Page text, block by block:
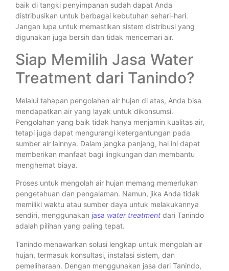
baik di tangki penyimpanan sudah dapat Anda
distribusikan untuk berbagai kebutuhan sehari-hari.
Jangan lupa untuk memastikan sistem distribusi yang
digunakan juga bersih dan tidak mencemari air.
Siap Memilih Jasa Water
Treatment dari Tanindo?
Melalui tahapan pengolahan air hujan di atas, Anda bisa
mendapatkan air yang layak untuk dikonsumsi.
Pengolahan yang baik tidak hanya menjamin kualitas air,
tetapi juga dapat mengurangi ketergantungan pada
sumber air lainnya. Dalam jangka panjang, hal ini dapat
memberikan manfaat bagi lingkungan dan membantu
menghemat biaya.
Proses untuk mengolah air hujan memang memerlukan
pengetahuan dan pengalaman. Namun, jika Anda tidak
memiliki waktu atau sumber daya untuk melakukannya
sendiri, menggunakan jasa water treatment dari Tanindo
adalah pilihan yang paling tepat.
Tanindo menawarkan solusi lengkap untuk mengolah air
hujan, termasuk konsultasi, instalasi sistem, dan
pemeliharaan. Dengan menggunakan jasa dari Tanindo,